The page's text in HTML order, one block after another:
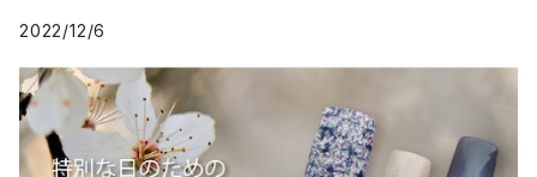
2022/12/6